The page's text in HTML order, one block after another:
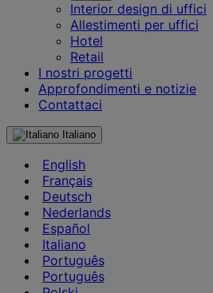
Interior design di uffici
Allestimenti per uffici
Hotel
Retail
I nostri progetti
Approfondimenti e notizie
Contattaci
Italiano
English
Français
Deutsch
Nederlands
Español
Italiano
Português
Português